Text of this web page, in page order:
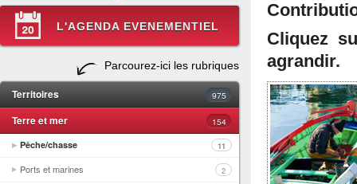
L'AGENDA EVENEMENTIEL
Parcourez-ici les rubriques
Territoires 975
Terre et mer
154
Pêche/chasse
11
Ports et marines 2
Cliquez
agrandir.